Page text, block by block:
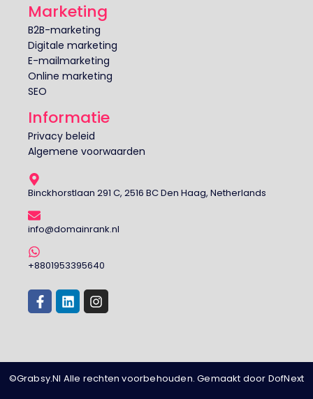
Marketing
B2B-marketing
Digitale marketing
E-mailmarketing
Online marketing
SEO
Informatie
Privacy beleid
Algemene voorwaarden
Binckhorstlaan 291 C, 2516 BC Den Haag, Netherlands
info@domainrank.nl
+8801953395640
©Grabsy.Nl Alle rechten voorbehouden. Gemaakt door DofNext